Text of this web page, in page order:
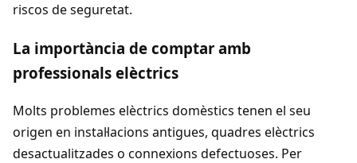
riscos de seguretat.
La importància de comptar amb
professionals elèctrics
Molts problemes elèctrics domèstics tenen el seu
origen en instal·lacions antigues, quadres elèctrics
desactualitzades o connexions defectuoses. Per